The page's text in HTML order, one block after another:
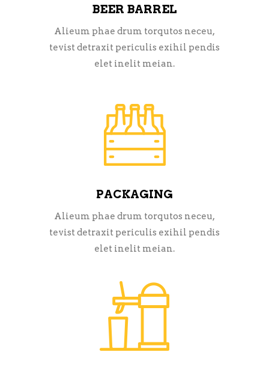
BEER BARREL
Alieum phae drum torqutos neceu,
tevist detraxit periculis exihil pendis
elet inelit meian.
PACKAGING
Alieum phae drum torqutos neceu,
tevist detraxit periculis exihil pendis
elet inelit meian.